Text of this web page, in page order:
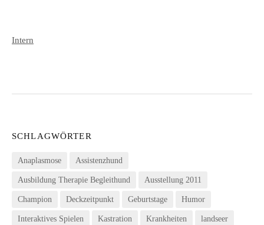
Intern
SCHLAGWÖRTER
Anaplasmose Assistenzhund
Ausbildung Therapie Begleithund Ausstellung 2011
Champion Deckzeitpunkt Geburtstage Humor
Interaktives Spielen Kastration Krankheiten landseer